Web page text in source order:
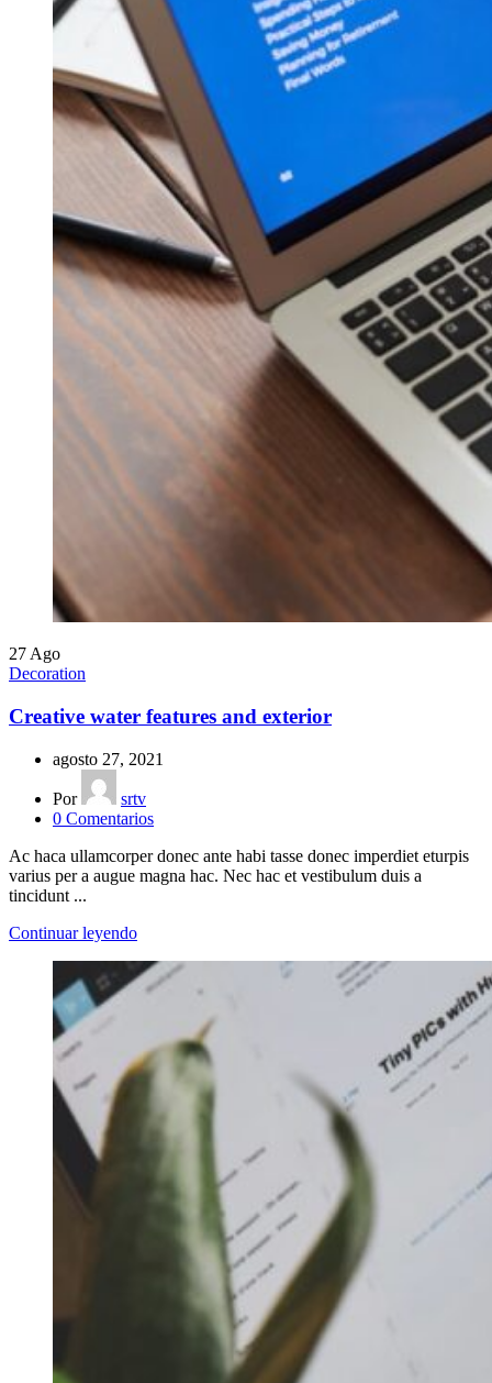
27 Ago
Decoration
Creative water features and exterior
agosto 27, 2021
Por
srtv
0 Comentarios
Ac haca ullamcorper donec ante habi tasse donec imperdiet eturpis
varius per a augue magna hac. Nec hac et vestibulum duis a
tincidunt ...
Continuar leyendo